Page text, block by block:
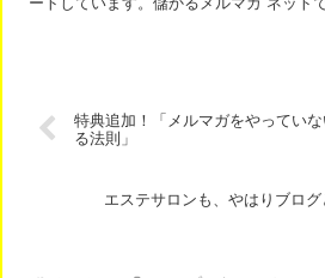
特典追加！「メルマガをやってい
る法則」
エステサロンも、やはりブログ